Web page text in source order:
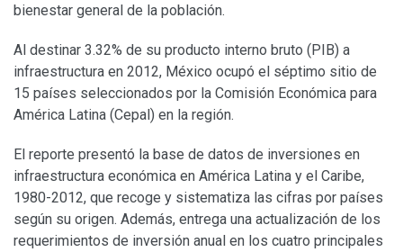
bienestar general de la población.
Al destinar 3.32% de su producto interno bruto (PIB) a
infraestructura en 2012, México ocupó el séptimo sitio de
15 países seleccionados por la Comisión Económica para
América Latina (Cepal) en la región.
El reporte presentó la base de datos de inversiones en
infraestructura económica en América Latina y el Caribe,
1980-2012, que recoge y sistematiza las cifras por países
según su origen. Además, entrega una actualización de los
requerimientos de inversión anual en los cuatro principales